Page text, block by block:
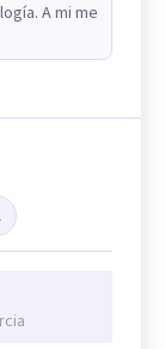
A mi me